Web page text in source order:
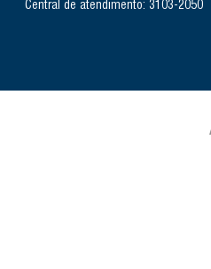
Central de atendimento: 3103-2050